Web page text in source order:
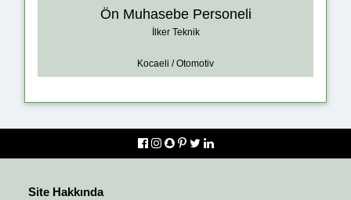
Ön Muhasebe Personeli
İlker Teknik
Kocaeli / Otomotiv
Site Hakkında